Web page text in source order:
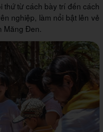
thứ từ cách bày trí đến cách
nghiệp, làm nổi bật lên vẻ
Măng Đen.